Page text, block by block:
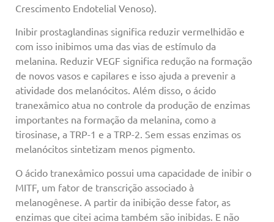
Crescimento Endotelial Venoso).
Inibir prostaglandinas significa reduzir vermelhidão e
com isso inibimos uma das vias de estímulo da
melanina. Reduzir VEGF significa redução na formação
de novos vasos e capilares e isso ajuda a prevenir a
atividade dos melanócitos. Além disso, o ácido
tranexâmico atua no controle da produção de enzimas
importantes na formação da melanina, como a
tirosinase, a TRP-1 e a TRP-2. Sem essas enzimas os
melanócitos sintetizam menos pigmento.
O ácido tranexâmico possui uma capacidade de inibir o
MITF, um fator de transcrição associado à
melanogênese. A partir da inibição desse fator, as
enzimas que citei acima também são inibidas. E não